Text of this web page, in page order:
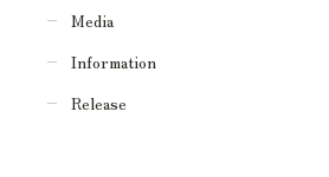
Media
Information
Release